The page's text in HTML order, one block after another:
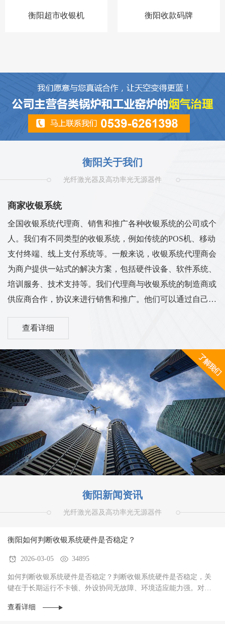
衡阳超市收银机 衡阳收款码牌
衡阳关于我们
光纤激光器及高功率光无源器件
商家收银系统
全国收银系统代理商、销售和推广各种收银系统的公司或个
人。我们有不同类型的收银系统，例如传统的POS机、移动
支付终端、线上支付系统等。一般来说，收银系统代理商会
为商户提供一站式的解决方案，包括硬件设备、软件系统、
培训服务、技术支持等。我们代理商与收银系统的制造商或
供应商合作，协议来进行销售和推广。他们可以通过自己的
实现销售和服务的业务目标。我们的工作范围和服务内容可
他们需要与客户进行沟通，了解客户的需求，并为他们提供
适合的收银系统解决方案。同时，代理商也需与收银系统供
应商保持密切的合作关系，...
查看详细
衡阳新闻资讯
光纤激光器及高功率光无源器件
衡阳如何判断收银系统硬件是否稳定？
2026-03-05 34895
如何判断收银系统硬件是否稳定？判断收银系统硬件是否稳定，关
键在于‌长期运行不卡顿、外设协同无故障、环境适应能力强‌。对于
查看详细